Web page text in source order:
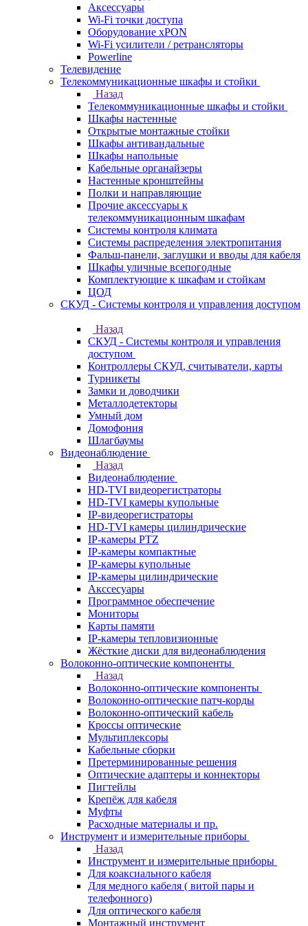
Аксессуары
Wi-Fi точки доступа
Оборудование хPON
Wi-Fi усилители / ретрансляторы
Powerline
Телевидение
Телекоммуникационные шкафы и стойки
Назад
Телекоммуникационные шкафы и стойки
Шкафы настенные
Открытые монтажные стойки
Шкафы антивандальные
Шкафы напольные
Кабельные органайзеры
Настенные кронштейны
Полки и направляющие
Прочие аксессуары к
телекоммуникационным шкафам
Системы контроля климата
Системы распределения электропитания
Фальш-панели, заглушки и вводы для кабеля
Шкафы уличные всепогодные
Комплектующие к шкафам и стойкам
ЦОД
СКУД - Системы контроля и управления доступом
Назад
СКУД - Системы контроля и управления
доступом
Контроллеры СКУД, считыватели, карты
Турникеты
Замки и доводчики
Металлодетекторы
Умный дом
Домофония
Шлагбаумы
Видеонаблюдение
Назад
Видеонаблюдение
HD-TVI видеорегистраторы
HD-TVI камеры купольные
IP-видеорегистраторы
HD-TVI камеры цилиндрические
IP-камеры PTZ
IP-камеры компактные
IP-камеры купольные
IP-камеры цилиндрические
Акссесуары
Программное обеспечение
Мониторы
Карты памяти
IP-камеры тепловизионные
Жёсткие диски для видеонаблюдения
Волоконно-оптические компоненты
Назад
Волоконно-оптические компоненты
Волоконно-оптические патч-корды
Волоконно-оптический кабель
Кроссы оптические
Мультиплексоры
Кабельные сборки
Претерминированные решения
Оптические адаптеры и коннекторы
Пигтейлы
Крепёж для кабеля
Муфты
Расходные материалы и пр.
Инструмент и измерительные приборы
Назад
Инструмент и измерительные приборы
Для коаксиального кабеля
Для медного кабеля ( витой пары и
телефонного)
Для оптического кабеля
Монтажный инструмент